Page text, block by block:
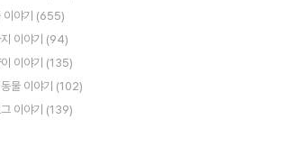
야기 (655)
이야기 (94)
이야기 (135)
물 이야기 (102)
이야기 (139)